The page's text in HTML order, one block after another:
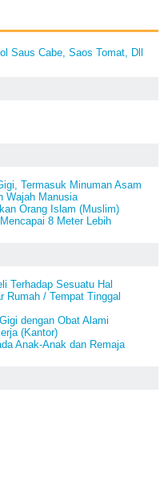
Saus Cabe, Saos Tomat, Dll
Termasuk Minuman Asam
Wajah Manusia
Orang Islam (Muslim)
8 Meter Lebih
Terhadap Sesuatu Hal
Rumah / Tempat Tinggal
dengan Obat Alami
(Kantor)
Anak-Anak dan Remaja